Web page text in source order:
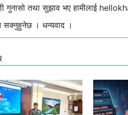
गुनासो तथा सुझाव भए हामीलाई
सक्नुहुनेछ । धन्यवाद ।